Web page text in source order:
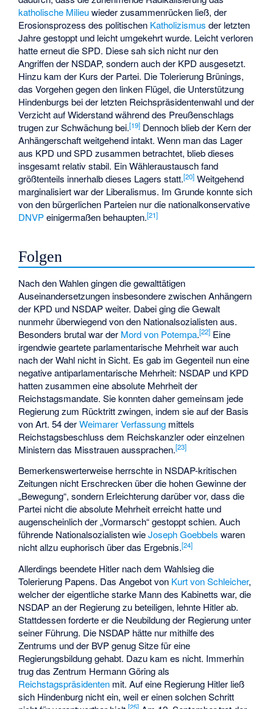
katholische Milieuwieder zusammenrücken ließ, der
Erosionsprozess des politischen Katholizismus der letzten
Jahre gestoppt und leicht umgekehrt wurde. Leicht verloren
hatte erneut die SPD. Diese sah sich nicht nur den
Angriffen der NSDAP, sondern auch der KPD ausgesetzt.
Hinzu kam der Kurs der Partei. Die Tolerierung Brünings,
das Vorgehen gegen den linken Flügel, die Unterstützung
Hindenburgs bei der letzten Reichspräsidentenwahl und der
Verzicht auf Widerstand während des Preußenschlags
trugen zur Schwächung bei.[19] Dennoch blieb der Kern der
Anhängerschaft weitgehend intakt. Wenn man das Lager
aus KPD und SPD zusammen betrachtet, blieb dieses
insgesamt relativ stabil. Ein Wähleraustausch fand
größtenteils innerhalb dieses Lagers statt.[20] Weitgehend
marginalisiert war der Liberalismus. Im Grunde konnte sich
von den bürgerlichen Parteien nur die nationalkonservative
DNVPeinigermaßen behaupten.[21]
Folgen
Nach den Wahlen gingen die gewalttätigen
Auseinandersetzungen insbesondere zwischen Anhängern
der KPD und NSDAP weiter. Dabei ging die Gewalt
nunmehr überwiegend von den Nationalsozialisten aus.
Besonders brutal war der Mord von Potempa.[22] Eine
irgendwie geartete parlamentarische Mehrheit war auch
nach der Wahl nicht in Sicht. Es gab im Gegenteil nun eine
negative antiparlamentarische Mehrheit: NSDAP und KPD
hatten zusammen eine absolute Mehrheit der
Reichstagsmandate. Sie konnten daher gemeinsam jede
Regierung zum Rücktritt zwingen, indem sie auf der Basis
von Art. 54 derWeimarer Verfassung mittels
Reichstagsbeschluss dem Reichskanzler oder einzelnen
Ministern das Misstrauen aussprachen.[23]
Bemerkenswerterweise herrschte in NSDAP-kritischen
Zeitungen nicht Erschrecken über die hohen Gewinne der
„Bewegung“, sondern Erleichterung darüber vor, dass die
Partei nicht die absolute Mehrheit erreicht hatte und
augenscheinlich der „Vormarsch“ gestoppt schien. Auch
führende Nationalsozialisten wieJoseph Goebbels waren
nicht allzu euphorisch über das Ergebnis.[24]
Allerdings beendete Hitler nach dem Wahlsieg die
Tolerierung Papens. Das Angebot von Kurt von Schleicher,
welcher der eigentliche starke Mann des Kabinetts war, die
NSDAP an der Regierung zu beteiligen, lehnte Hitler ab.
Stattdessen forderte er die Neubildung der Regierung unter
seiner Führung. Die NSDAP hätte nur mithilfe des
Zentrums und der BVP genug Sitze für eine
Regierungsbildung gehabt. Dazu kam es nicht. Immerhin
trug das Zentrum Hermann Göring als
Reichstagspräsidenten mit. Auf eine Regierung Hitler ließ
sich Hindenburg nicht ein, weil er einen solchen Schritt
[25]